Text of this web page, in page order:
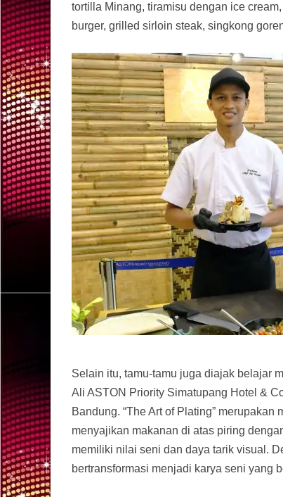
tortilla Minang, tiramisu dengan ice
burger, grilled sirloin steak, singkong
Selain itu, tamu-tamu juga diajak belajar
Ali ASTON Priority Simatupang Hotel &
Bandung. “The Art of Plating”
menyajikan makanan di atas piring
memiliki nilai seni dan daya tarik visual.
bertransformasi menjadi karya seni yang